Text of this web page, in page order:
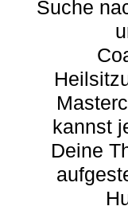
Suche
kannst
Deine